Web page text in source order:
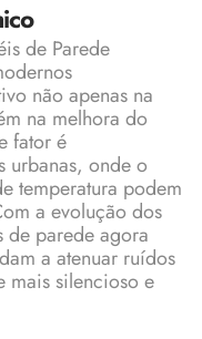
de Parede
não apenas na
na melhora do
fator é
urbanas, onde o
temperatura podem
a evolução dos
de parede agora
a atenuar ruídos
mais silencioso e